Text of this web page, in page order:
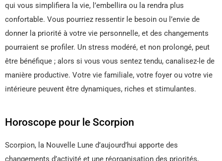
qui vous simplifiera la vie, l’embellira ou la rendra plus
confortable. Vous pourriez ressentir le besoin ou l’envie de
donner la priorité à votre vie personnelle, et des changements
pourraient se profiler. Un stress modéré, et non prolongé, peut
être bénéfique ; alors si vous vous sentez tendu, canalisez-le de
manière productive. Votre vie familiale, votre foyer ou votre vie
intérieure peuvent être dynamiques, riches et stimulantes.
Horoscope pour le Scorpion
Scorpion, la Nouvelle Lune d’aujourd’hui apporte des
changements d’activité et une réorganisation des priorités,